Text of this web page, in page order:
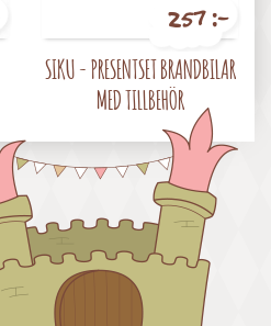
257 :-
SIKU - PRESENTSET BRANDBILAR
MED TILLBEHÖR